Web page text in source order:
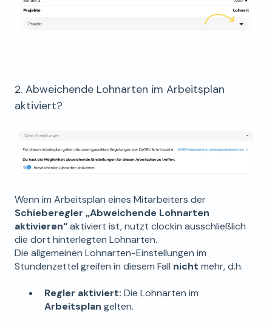
2. Abweichende Lohnarten im Arbeitsplan
aktiviert?
Wenn im Arbeitsplan eines Mitarbeiters der
Schieberegler „Abweichende Lohnarten
aktivieren“aktiviert ist, nutzt clockin ausschließlich
die dort hinterlegten Lohnarten.
Die allgemeinen Lohnarten-Einstellungen im
Stundenzettel greifen in diesem Fall nicht mehr, d.h.
Regler aktiviert: Die Lohnarten im
Arbeitsplan gelten.